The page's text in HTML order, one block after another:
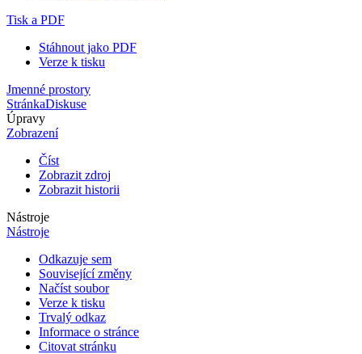
Tisk a PDF
Stáhnout jako PDF
Verze k tisku
Jmenné prostory
StránkaDiskuse
Úpravy
Zobrazení
Číst
Zobrazit zdroj
Zobrazit historii
Nástroje
Nástroje
Odkazuje sem
Související změny
Načíst soubor
Verze k tisku
Trvalý odkaz
Informace o stránce
Citovat stránku